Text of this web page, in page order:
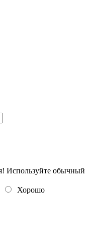
Используйте обычный
Хорошо